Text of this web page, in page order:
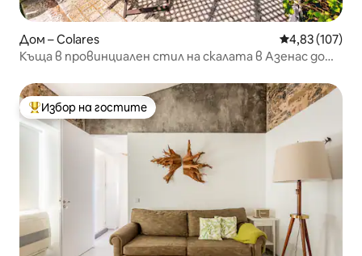
Дом – Colares Средна
4,83 (107)
Къща в провинциален стил на скалата в Азенас до
Най-популярен избор на гостите
Избор на гостите